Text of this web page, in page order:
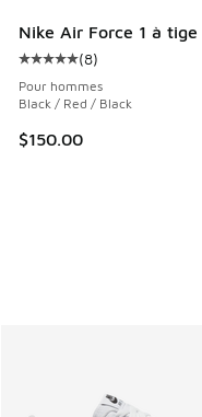
Nike Air Force 1 à tige
Cote moyenne du
(8)
Pour hommes
Black / Red / Black
$150.00